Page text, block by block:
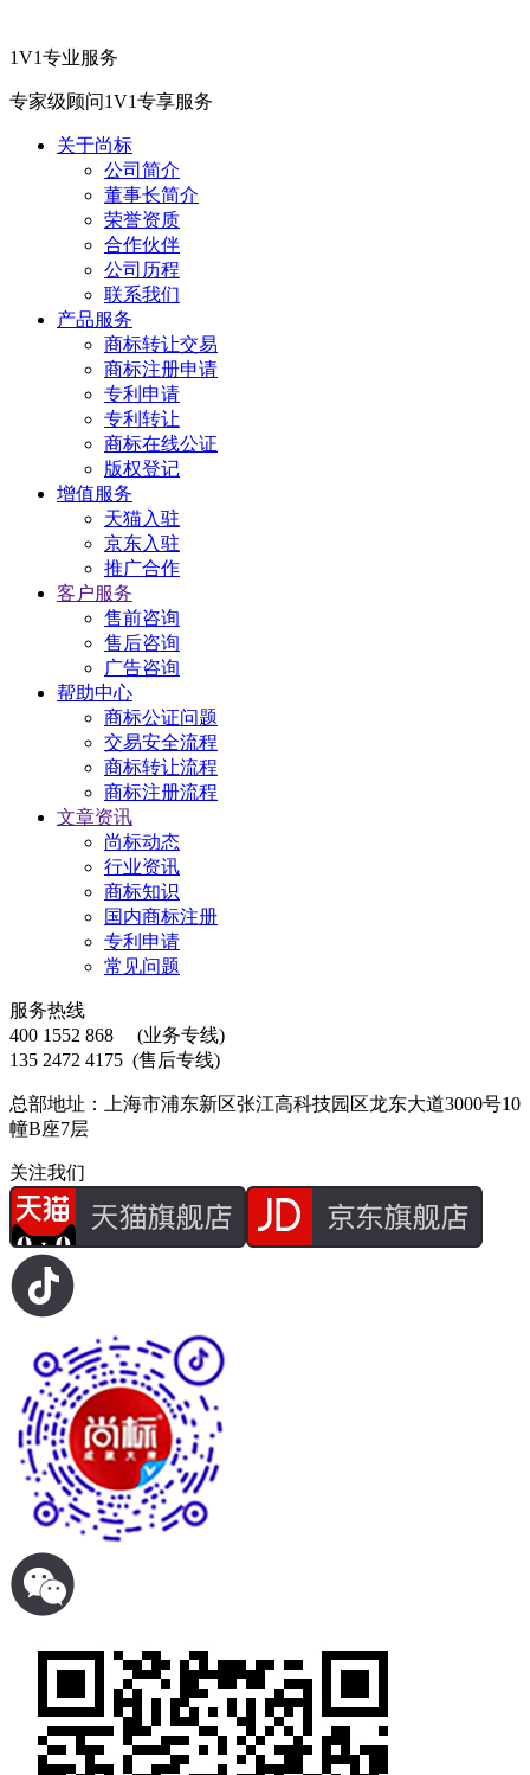
1V1专业服务
专家级顾问1V1专享服务
关于尚标
公司简介
董事长简介
荣誉资质
合作伙伴
公司历程
联系我们
产品服务
商标转让交易
商标注册申请
专利申请
专利转让
商标在线公证
版权登记
增值服务
天猫入驻
京东入驻
推广合作
客户服务
售前咨询
售后咨询
广告咨询
帮助中心
商标公证问题
交易安全流程
商标转让流程
商标注册流程
文章资讯
尚标动态
行业资讯
商标知识
国内商标注册
专利申请
常见问题
服务热线
400 1552 868
(业务专线)
135 2472 4175 (售后专线)
总部地址：上海市浦东新区张江高科技园区龙东大道3000号10
幢B座7层
关注我们